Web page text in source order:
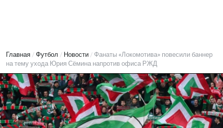
Главная / Футбол / Новости / Фанаты «Локомотива» повесили баннер
на тему ухода Юрия Сёмина напротив офиса РЖД